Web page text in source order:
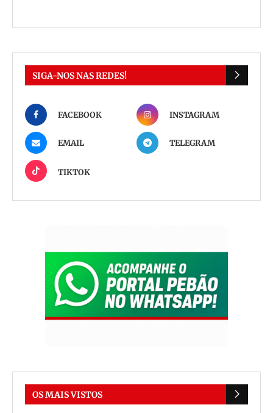
SIGA-NOS NAS REDES!
FACEBOOK INSTAGRAM
EMAIL TELEGRAM
TIKTOK
OS MAIS VISTOS